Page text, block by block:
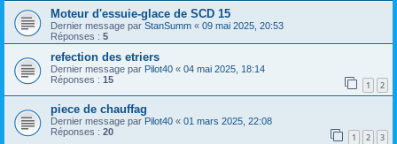
Moteur d'essuie-glace de SCD 15
Dernier message par StanSumm « 09 mai 2025, 20:53
Réponses : 5
refection des etriers
Dernier message par Pilot40 « 04 mai 2025, 18:14
Réponses : 15 1 2
piece de chauffag
Dernier message par Pilot40 « 01 mars 2025, 22:08
Réponses : 20 1 2 3